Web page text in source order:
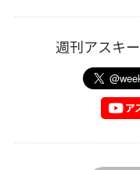
週刊アスキ